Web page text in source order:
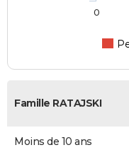
0
Famille RATAJSKI
Moins de 10 ans